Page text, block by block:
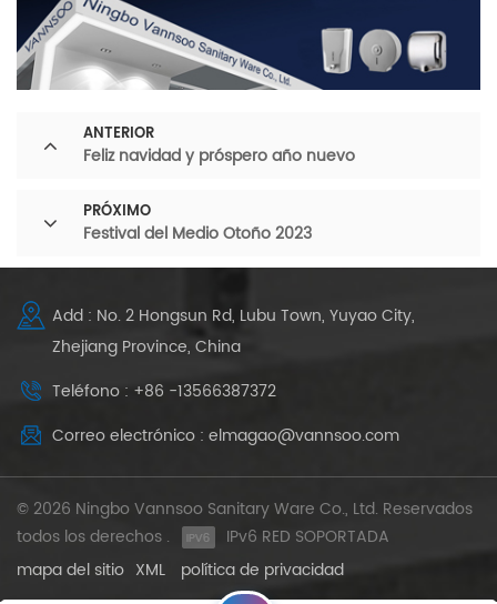
ANTERIOR
Feliz navidad y próspero año nuevo
PRÓXIMO
Festival del Medio Otoño 2023
Add : No. 2 Hongsun Rd, Lubu Town, Yuyao City,
Zhejiang Province, China
Teléfono : +86 -13566387372
Correo electrónico : elmagao@vannsoo.com
© 2026 Ningbo Vannsoo Sanitary Ware Co., Ltd. Reservados
todos los derechos .
IPv6 RED SOPORTADA
mapa del sitio XML política de privacidad